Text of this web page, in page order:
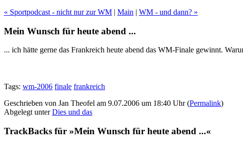
« Sportpodcast - nicht nur zur WM | Main | WM - und dann? »
Mein Wunsch für heute abend ...
... ich hätte gerne das Frankreich heute abend das WM-Finale gewinnt.
Tags: wm-2006 finale frankreich
Geschrieben von Jan Theofel am 9.07.2006 um 18:40 Uhr (Permalink)
Abgelegt unterDies und das
TrackBacks für »Mein Wunsch für heute abend ...«